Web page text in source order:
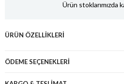
Ürün stoklarımızda
ÜRÜN ÖZELLIKLERI
ÖDEME SEÇENEKLERI